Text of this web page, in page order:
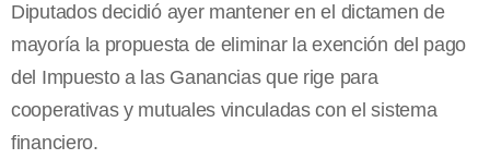
Diputados decidió ayer mantener en el dictamen de
mayoría la propuesta de eliminar la exención del pago
del Impuesto a las Ganancias que rige para
cooperativas y mutuales vinculadas con el sistema
financiero.